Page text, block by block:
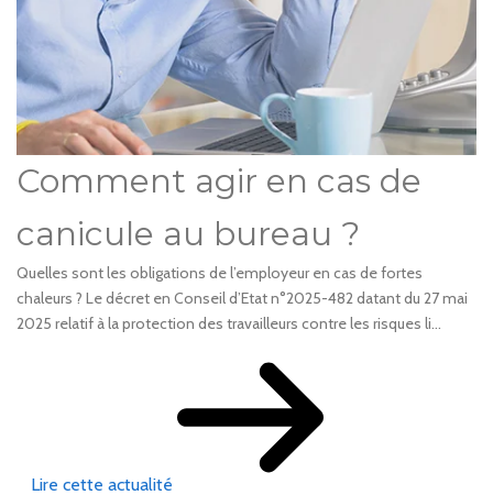
Comment agir en cas de
canicule au bureau ?
Quelles sont les obligations de l’employeur en cas de fortes
chaleurs ? Le décret en Conseil d’Etat n°2025-482 datant du 27 mai
2025 relatif à la protection des travailleurs contre les risques li...
Lire cette actualité